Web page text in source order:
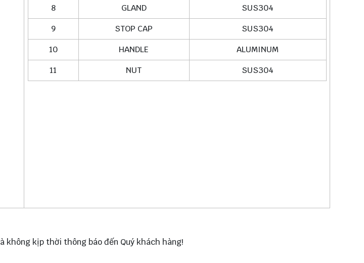
8
GLAND
SUS304
9
STOP CAP
SUS304
10
HANDLE
ALUMINUM
11
NUT SUS304
kịp thời thông báo đến Quý khách hàng!